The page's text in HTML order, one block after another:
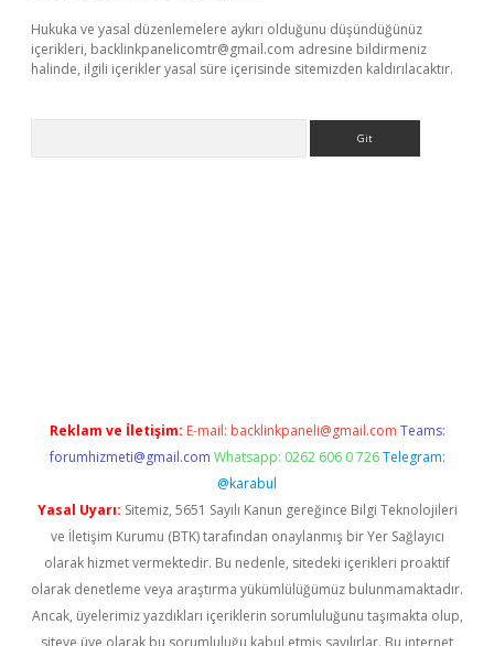
Hukuka ve yasal düzenlemelere aykırı olduğunu düşündüğünüz
içerikleri, backlinkpanelicomtr@gmail.com adresine bildirmeniz
halinde, ilgili içerikler yasal süre içerisinde sitemizden kaldırılacaktır.
Reklam ve İletişim: E-mail: backlinkpaneli@gmail.com Teams:
forumhizmeti@gmail.com Whatsapp: 0262 606 0 726 Telegram:
@karabul
Yasal Uyarı: Sitemiz, 5651 Sayılı Kanun gereğince Bilgi Teknolojileri
ve İletişim Kurumu (BTK) tarafından onaylanmış bir Yer Sağlayıcı
olarak hizmet vermektedir. Bu nedenle, sitedeki içerikleri proaktif
olarak denetleme veya araştırma yükümlülüğümüz bulunmamaktadır.
Ancak, üyelerimiz yazdıkları içeriklerin sorumluluğunu taşımakta olup,
siteye üye olarak bu sorumluluğu kabul etmiş sayılırlar. Bu internet